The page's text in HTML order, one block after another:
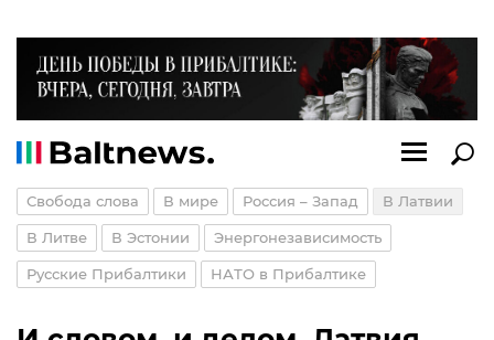
Свобода слова В мире Россия – Запад В Латвии
В Литве В Эстонии Энергонезависимость
Русские Прибалтики НАТО в Прибалтике